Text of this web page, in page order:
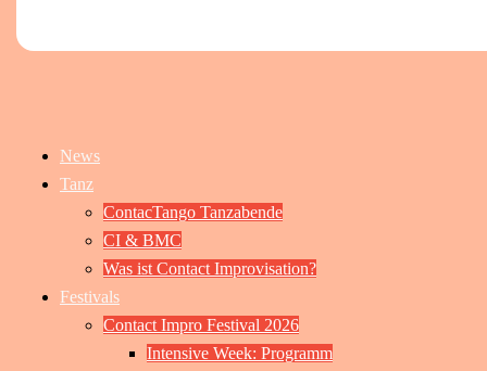
News
Tanz
ContacTango Tanzabende
CI & BMC
Was ist Contact Improvisation?
Festivals
Contact Impro Festival 2026
Intensive Week: Programm